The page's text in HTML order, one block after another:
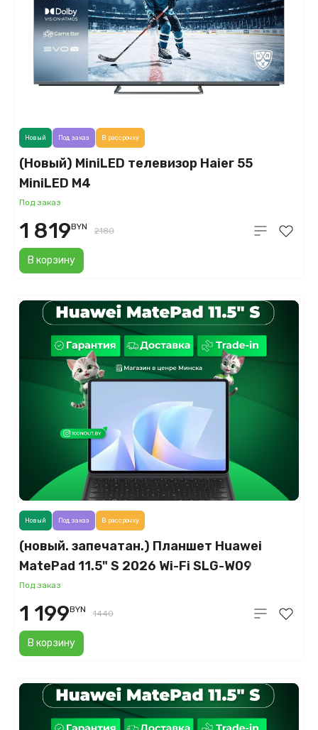
(Новый) MiniLED телевизор Haier 55
MiniLED M4
Под заказ
В корзину
Новый Под заказ В рассрочку
1 819BYN 2180
(новый. запечатан.) Планшет Huawei
MatePad 11.5" S 2026 Wi-Fi SLG-W09
12GB/256GB с клавиатурой (серый)
Под заказ
В корзину
Новый Под заказ В рассрочку
1 199BYN 1440